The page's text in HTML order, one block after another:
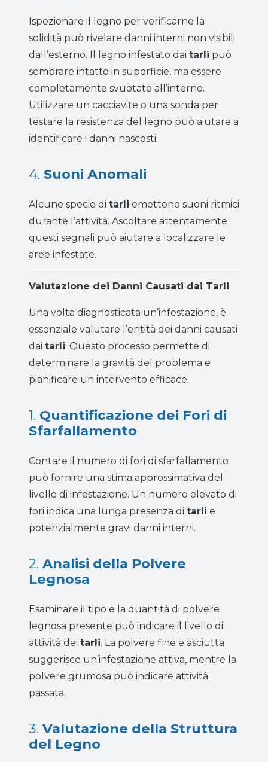
Ispezionare il legno per verificarne la
solidità può rivelare danni interni non visibili
dall’esterno. Il legno infestato dai tarli può
sembrare intatto in superficie, ma essere
completamente svuotato all’interno.
Utilizzare un cacciavite o una sonda per
testare la resistenza del legno può aiutare a
identificare i danni nascosti.
4. Suoni Anomali
Alcune specie di tarli emettono suoni ritmici
durante l’attività. Ascoltare attentamente
questi segnali può aiutare a localizzare le
aree infestate.
Valutazione dei Danni Causati dai Tarli
Una volta diagnosticata un’infestazione, è
essenziale valutare l’entità dei danni causati
dai tarli. Questo processo permette di
determinare la gravità del problema e
pianificare un intervento efficace.
1. Quantificazione dei Fori di
Sfarfallamento
Contare il numero di fori di sfarfallamento
può fornire una stima approssimativa del
livello di infestazione. Un numero elevato di
fori indica una lunga presenza di tarli e
potenzialmente gravi danni interni.
2. Analisi della Polvere
Legnosa
Esaminare il tipo e la quantità di polvere
legnosa presente può indicare il livello di
attività dei tarli. La polvere fine e asciutta
suggerisce un’infestazione attiva, mentre la
polvere grumosa può indicare attività
passata.
3. Valutazione della Struttura
del Legno